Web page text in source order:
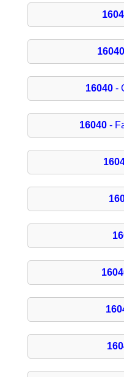
16040
16040-
16040-